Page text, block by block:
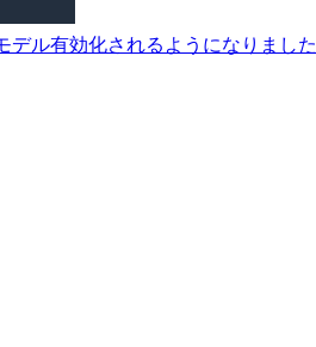
ル有効化されるようになりました